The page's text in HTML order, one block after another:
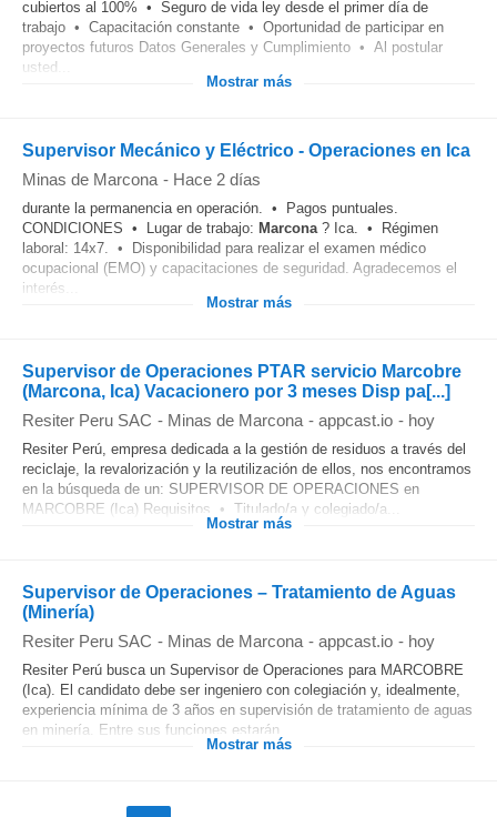
cubiertos al 100% • Seguro de vida ley desde el primer día de
trabajo • Capacitación constante • Oportunidad de participar en
proyectos futuros Datos Generales y Cumplimiento • Al postular
usted...
Mostrar más
Supervisor Mecánico y Eléctrico - Operaciones en Ica
Minas de Marcona - Hace 2 días
durante la permanencia en operación. • Pagos puntuales.
CONDICIONES • Lugar de trabajo: Marcona? Ica. • Régimen
laboral: 14x7. • Disponibilidad para realizar el examen médico
ocupacional (EMO) y capacitaciones de seguridad. Agradecemos el
interés...
Mostrar más
Supervisor de Operaciones PTAR servicio Marcobre
(Marcona, Ica) Vacacionero por 3 meses Disp pa[...]
Resiter Peru SAC - Minas de Marcona - appcast.io - hoy
Resiter Perú, empresa dedicada a la gestión de residuos a través del
reciclaje, la revalorización y la reutilización de ellos, nos encontramos
en la búsqueda de un: SUPERVISOR DE OPERACIONES en
MARCOBRE (Ica) Requisitos • Titulado/a y colegiado/a...
Mostrar más
Supervisor de Operaciones – Tratamiento de Aguas
(Minería)
Resiter Peru SAC - Minas de Marcona - appcast.io - hoy
Resiter Perú busca un Supervisor de Operaciones para MARCOBRE
(Ica). El candidato debe ser ingeniero con colegiación y, idealmente,
experiencia mínima de 3 años en supervisión de tratamiento de aguas
en minería. Entre sus funciones estarán...
Mostrar más